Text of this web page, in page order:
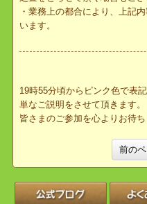
・GMのキャラクター名は、
表記のキャラクターはGMで
用規約に抵触する行為を行
います。
19時55分頃からピンク色で
単なご説明をさせて頂きま
皆さまのご参加を心よりお